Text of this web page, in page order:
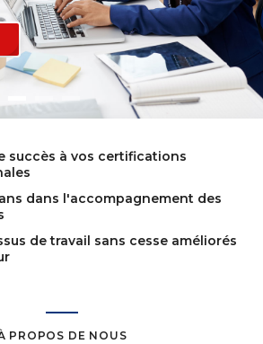
succès à vos certifications
dans l'accompagnement des
de travail sans cesse améliorés
PROPOS DE NOUS